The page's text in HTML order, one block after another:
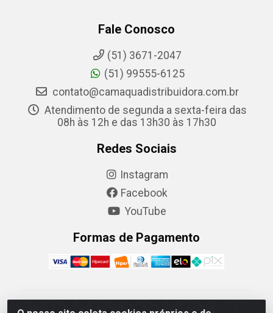
Fale Conosco
(51) 3671-2047
(51) 99555-6125
contato@camaquadistribuidora.com.br
Atendimento de segunda a sexta-feira das
08h às 12h e das 13h30 às 17h30
Redes Sociais
Instagram
Facebook
YouTube
Formas de Pagamento
Camaquã Distribuidora Ltda - Avenida Conego Luiz W